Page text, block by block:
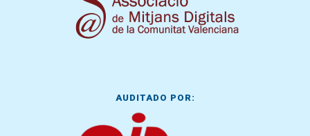
AUDITADO POR: